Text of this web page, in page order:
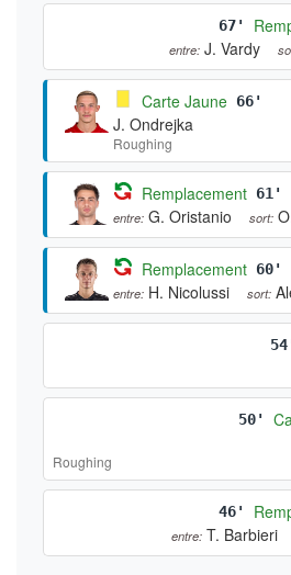
67'
entre: J. Vardy
Carte Jaune 66'
J. Ondrejka
Roughing
Remplacement 61'
entre: G. Oristanio sort:
Remplacement 60'
entre: H. Nicolussi sort:
50'
Roughing
46'
entre: T. Barbieri